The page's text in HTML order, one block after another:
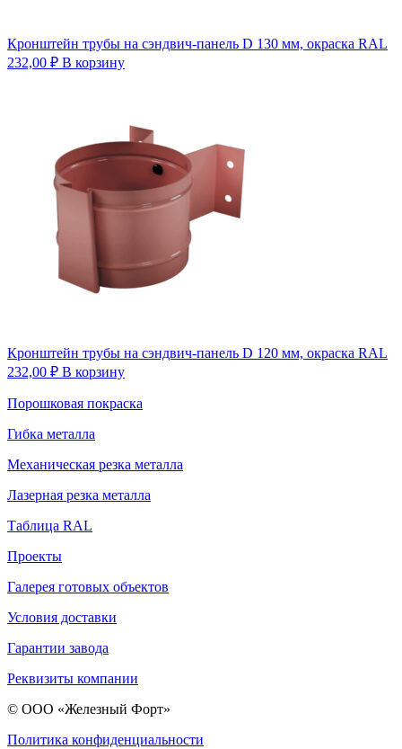
Кронштейн трубы на сэндвич-панель D 130 мм, окраска RAL
232,00 ₽ В корзину
Кронштейн трубы на сэндвич-панель D 120 мм, окраска RAL
232,00 ₽ В корзину
Порошковая покраска
Гибка металла
Механическая резка металла
Лазерная резка металла
Таблица RAL
Проекты
Галерея готовых объектов
Условия доставки
Гарантии завода
Реквизиты компании
© ООО «Железный Форт»
Политика конфиденциальности